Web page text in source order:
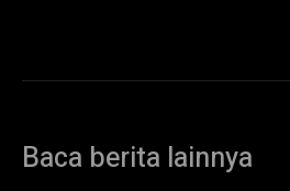
Baca berita lainnya